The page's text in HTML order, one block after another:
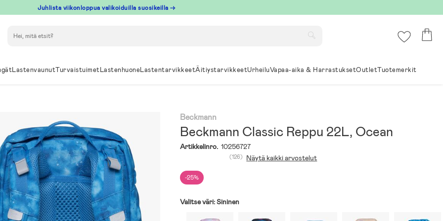
Juhlista viikonloppua valikoiduilla suosikeilla →
LastenvaunutTurvaistuimetLastenhuoneLastentarvikkeetÄitiystarvikkeetUrheiluVapaa-aika & HarrastuksetOutletTuotemerkit
Beckmann
Beckmann Classic Reppu 22L, Ocean
Artikkelinro. 10256727
-25%
(126) Näytä kaikki arvostelut
Valitse väri:Sininen